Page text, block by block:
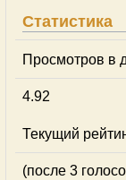
Статистика
Просмотров в
4.92
Текущий
(после 3